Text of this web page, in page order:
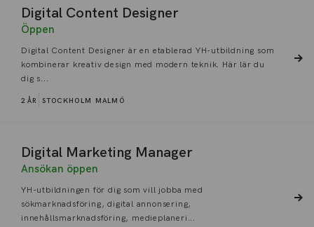
Digital Content Designer
Öppen
Digital Content Designer är en etablerad YH-utbildning som
kombinerar kreativ design med modern teknik. Här lär du
dig s...
2 ÅR STOCKHOLM MALMÖ
Digital Marketing Manager
Ansökan öppen
YH-utbildningen för dig som vill jobba med
sökmarknadsföring, digital annonsering,
innehållsmarknadsföring, medieplaneri...